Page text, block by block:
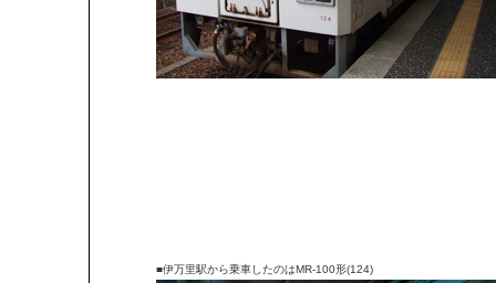
■伊万里駅から乗車したのはMR-100形(124)